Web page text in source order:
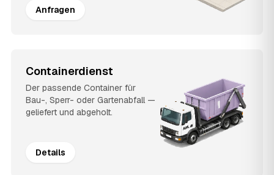
Anfragen
Containerdienst
Der passende Container für
Bau-, Sperr- oder Gartenabfall —
geliefert und abgeholt.
Details